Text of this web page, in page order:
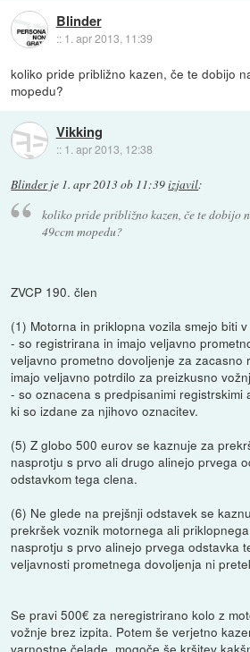
Blinder
:: 1. apr 2013, 11:39
koliko pride približno kazen, če te dobijo
mopedu?
Vikking
:: 1. apr 2013, 12:38
Blinderje 1. apr 2013 ob 11:39izjavil:
koliko pride približno kazen, če te dobijo
49ccm mopedu?
ZVCP 190. člen
(1) Motorna in priklopna vozila smejo biti
- so registrirana in imajo veljavno
veljavno prometno dovoljenje za zacasno
imajo veljavno potrdilo za preizkusno
- so oznacena s predpisanimi registrskimi
ki so izdane za njihovo oznacitev.
(5) Z globo 500 eurov se kaznuje za
nasprotju s prvo ali drugo alinejo prvega
odstavkom tega clena.
(6) Ne glede na prejšnji odstavek se
prekršek voznik motornega ali
nasprotju s prvo alinejo prvega odstavka
veljavnosti prometnega dovoljenja ni
Se pravi 500€ za neregistrirano kolo z
vožnje brez izpita. Potem še verjetno
varnostne čelade, mogoče še kršitev